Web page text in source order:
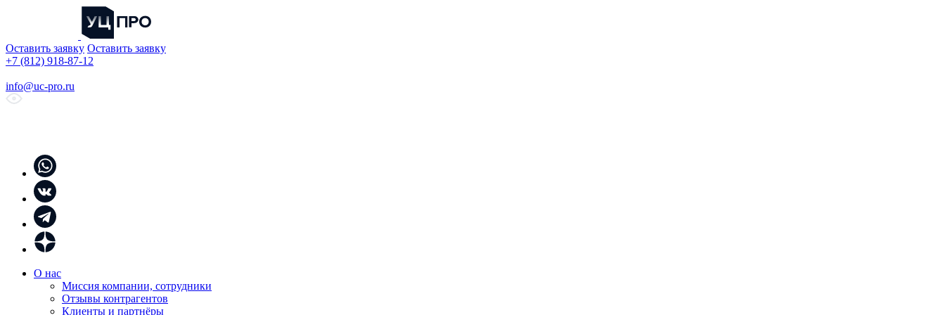
Оставить заявку Оставить заявку
+7 (812) 918-87-12
info@uc-pro.ru
О нас
Миссия компании, сотрудники
Отзывы контрагентов
Клиенты и партнёры